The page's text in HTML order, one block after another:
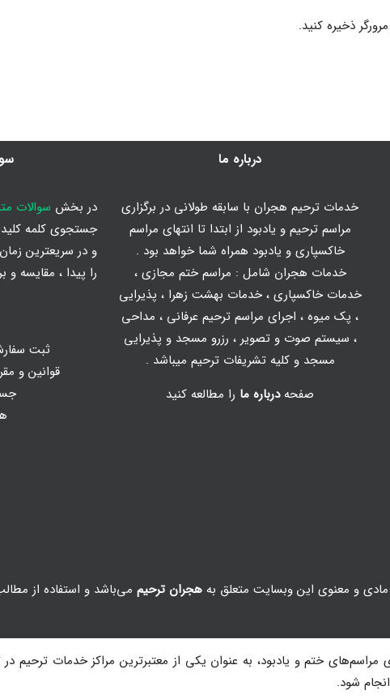
ذخیره کنید.
درباره ما
خدمات ترحیم هجران با سابقه طولانی در برگزاری
مراسم ترحیم و یادبود از ابتدا تا انتهای مراسم
خاکسپاری و یادبود همراه شما خواهد بود .
خدمات هجران شامل : مراسم ختم مجازی ،
خدمات خاکسپاری ،خدمات بهشت زهرا ، پذیرایی
، پک میوه، اجرای مراسم ترحیم عرفانی ، مداحی
، سیستم صوت و تصویر ، رزرو مسجد و پذیرایی
مسجد و کلیه تشریفات ترحیم میباشد .
صفحهدرباره ما را مطالعه کنید
در بخش سوالات
جستجوی کلمه
و در سریعترین
را پیدا ، مقایسه
ثبت
قوانین و
و معنوی این وبسایت متعلق به هجران ترحیم می‌باشد و استفاده از
مراسم‌های ختم و یادبود، به عنوان یکی از معتبرترین مراکز خدمات ترحیم
شود.